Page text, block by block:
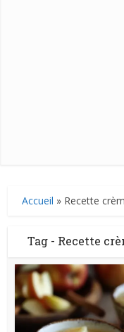
Accueil » Recette
Tag - Recette